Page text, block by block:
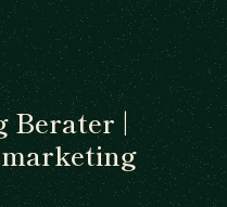
Berater |